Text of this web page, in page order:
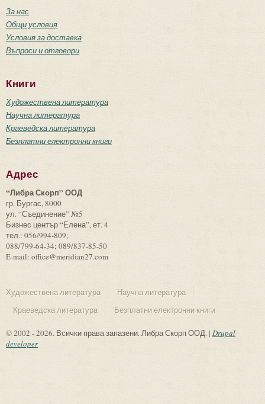
За нас
Общи условия
Условия за доставка
Въпроси и отговори
Книги
Художествена литература
Научна литература
Краеведска литература
Безплатни електронни книги
Адрес
“Либра Скорп” ООД
гр. Бургас, 8000
ул. “Съединение” №5
Бизнес център “Елена”, ет. 4
тел.: 056/994-809;
088/799-64-34; 089/837-85-50
E-mail: office@meridian27.com
Художествена литература
Научна литература
Краеведска литература
Безплатни електронни книги
© 2002 - 2026. Всички права запазени. Либра Скорп ООД. | Drupal
developer